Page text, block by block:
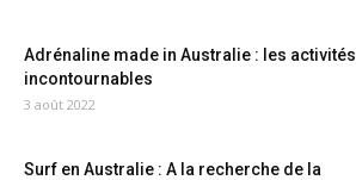
Adrénaline made in Australie : les activités
incontournables
3 août 2022
Surf en Australie : A la recherche de la